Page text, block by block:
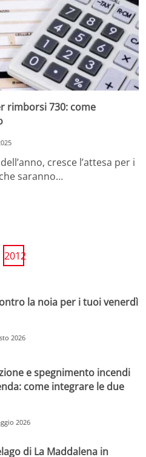
rimborsi 730: come
cresce l’attesa per i
saranno…
2012
la noia per i tuoi venerdì
2026
e spegnimento incendi
come integrare le due
2026
di La Maddalena in